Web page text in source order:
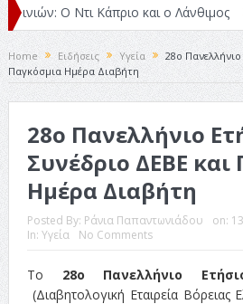
Ο Ντι Κάπριο και ο Λάνθιμος
Home Ειδήσεις Υγεία
28ο
Παγκόσμια Ημέρα Διαβήτη
28ο Πανελλήνιο
Συνέδριο ΔΕΒΕ
Ημέρα Διαβήτη
Posted By: Ράνια Παπαντωνιάδου on:
In: Υγεία No Comments
Το 28ο Πανελλήνιο
(Διαβητολογική Εταιρεία